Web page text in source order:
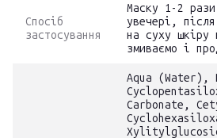
Спосіб
застосування
Маску 1-2
увечері,
на суху шкіру
змиваємо і
Aqua (Water),
Carbonate,